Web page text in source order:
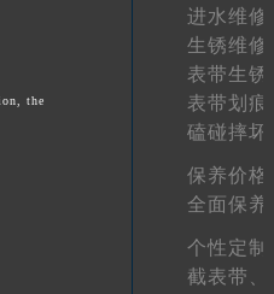
the
进水维修
生锈维修
表带生锈
表带划痕
磕碰摔坏
保养价格
全面保养
个性定制
截表带、